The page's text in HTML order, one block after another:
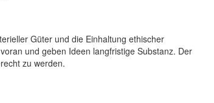
Güter und die Einhaltung ethischer
und geben Ideen langfristige Substanz. Der
zu werden.